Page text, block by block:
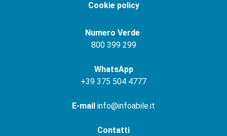
Cookie policy
Numero Verde
800 399 299
WhatsApp
+39 375 504 4777
E-mail info@infoabile.it
Contatti